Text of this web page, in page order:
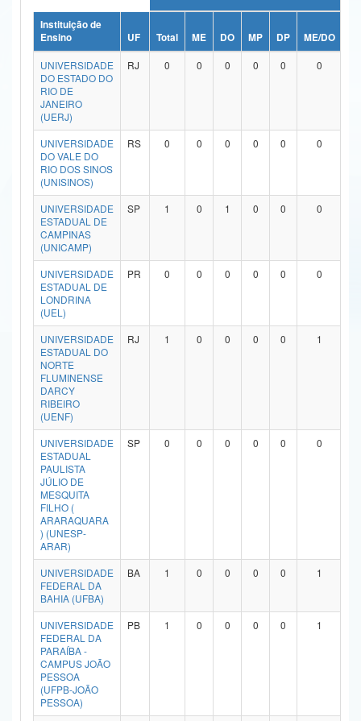
Ministério da Ciência, Tecnologia, Inovações e Comunicações
Ministério do Meio Ambiente
Ministério do Turismo
Ministério do Desenvolvimento Regional
Controladoria-Geral da União
Ministério da Mulher, da Família e dos Direitos Humanos
Secretaria-Geral
Secretaria de Governo
Gabinete de Segurança Institucional
Advocacia-Geral da União
Banco Central do Brasil
Instituição de
Ensino
UF Total ME DO MP DP ME/DO
UNIVERSIDADE
DO ESTADO DO
RIO DE
JANEIRO
(UERJ)
RJ 0 0 0 0 0 0
UNIVERSIDADE
DO VALE DO
RIO DOS SINOS
(UNISINOS)
RS 0 0 0 0 0 0
UNIVERSIDADE
ESTADUAL DE
CAMPINAS
(UNICAMP)
SP 1 0 1 0 0 0
UNIVERSIDADE
ESTADUAL DE
LONDRINA
(UEL)
PR 0 0 0 0 0 0
UNIVERSIDADE
ESTADUAL DO
NORTE
FLUMINENSE
DARCY
RIBEIRO
(UENF)
RJ 1 0 0 0 0 1
UNIVERSIDADE
ESTADUAL
PAULISTA
JÚLIO DE
MESQUITA
FILHO (
ARARAQUARA
) (UNESP-
ARAR)
SP 0 0 0 0 0 0
UNIVERSIDADE
FEDERAL DA
BAHIA (UFBA)
BA 1 0 0 0 0 1
UNIVERSIDADE
FEDERAL DA
PARAÍBA -
CAMPUS JOÃO
PESSOA
(UFPB-JOÃO
PESSOA)
PB 1 0 0 0 0 1